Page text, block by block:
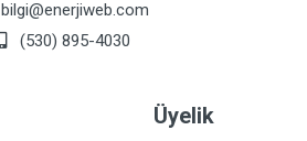
bilgi@enerjiweb.com
(530) 895-4030
Üyelik